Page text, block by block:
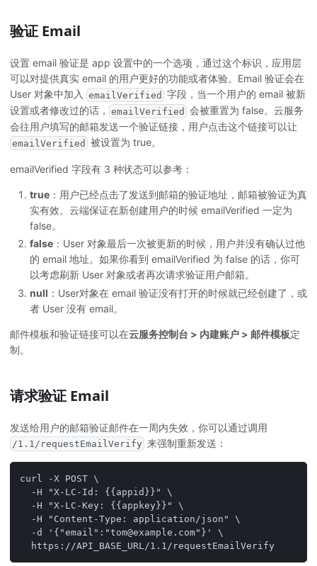
验证 Email
设置 email 验证是 app 设置中的一个选项，通过这个标识，应用层
可以对提供真实 email 的用户更好的功能或者体验。Email 验证会在
User 对象中加入
emailVerified 字段，当一个用户的 email 被新
设置或者修改过的话， emailVerified 会被重置为 false。云服务
会往用户填写的邮箱发送一个验证链接，用户点击这个链接可以让
emailVerified 被设置为 true。
emailVerified 字段有 3 种状态可以参考：
true ：用户已经点击了发送到邮箱的验证地址，邮箱被验证为真
实有效。云端保证在新创建用户的时候 emailVerified 一定为
false。
false ：User 对象最后一次被更新的时候，用户并没有确认过他
的 email 地址。如果你看到 emailVerified 为 false 的话，你可
以考虑刷新 User 对象或者再次请求验证用户邮箱。
null ：User对象在 email 验证没有打开的时候就已经创建了，或
者 User 没有 email。
邮件模板和验证链接可以在云服务控制台 > 内建账户 > 邮件模板定
制。
请求验证 Email
发送给用户的邮箱验证邮件在一周内失效，你可以通过调用
/1.1/requestEmailVerify 来强制重新发送：
curl -X POST \
  -H "X-LC-Id: {{appid}}" \
  -H "X-LC-Key: {{appkey}}" \
  -H "Content-Type: application/json" \
  -d '{"email":"tom@example.com"}' \
  https://API_BASE_URL/1.1/requestEmailVerify